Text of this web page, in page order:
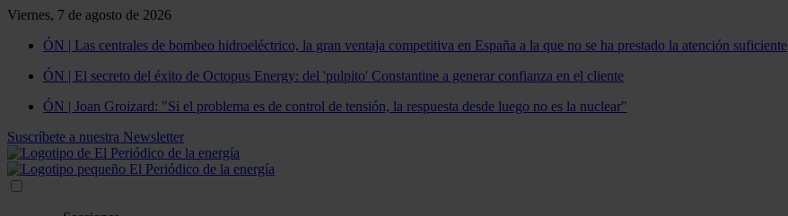
Viernes, 7 de agosto de 2026
ÓN | Las centrales de bombeo hidroeléctrico, la gran ventaja competitiva en España a la que no se ha prestado la atención suficiente
ÓN | El secreto del éxito de Octopus Energy: del 'pulpito' Constantine a generar confianza en el cliente
ÓN | Joan Groizard: "Si el problema es de control de tensión, la respuesta desde luego no es la nuclear"
Suscríbete a nuestra Newsletter